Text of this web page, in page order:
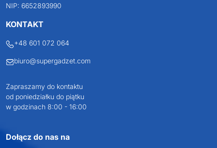
JAKUB LIEBELT
Osiecza Pierwsza 29
NIP: 6652893990
KONTAKT
+48 601 072 064
biuro@supergadzet.com
od poniedziałku do piątku